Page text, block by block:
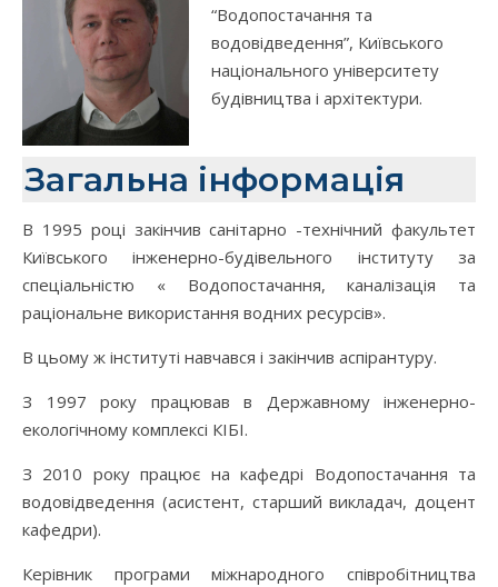
“Водопостачання та
водовідведення”, Київського
національного університету
будівництва і архітектури.
Загальна інформація
В 1995 році закінчив санітарно -технічний факультет
Київського інженерно-будівельного інституту за
спеціальністю « Водопостачання, каналізація та
раціональне використання водних ресурсів».
В цьому ж інституті навчався і закінчив аспірантуру.
З 1997 року працював в Державному інженерно-
екологічному комплексі КІБІ.
З 2010 року працює на кафедрі Водопостачання та
водовідведення (асистент, старший викладач, доцент
кафедри).
Керівник програми міжнародного співробітництва